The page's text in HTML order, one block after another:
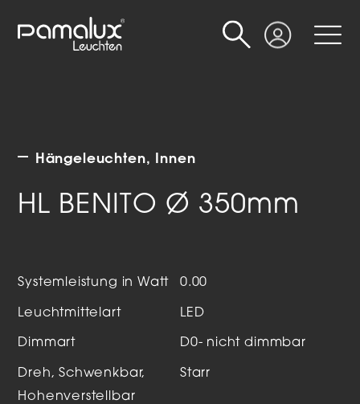
Login
Suche
Hängeleuchten Innen
HL BENITO Ø 350mm
Systemleistung in Watt 0.00
Leuchtmittelart LED
Dimmart D0- nicht dimmbar
Dreh, Schwenkbar,
Hohenverstellbar
Starr